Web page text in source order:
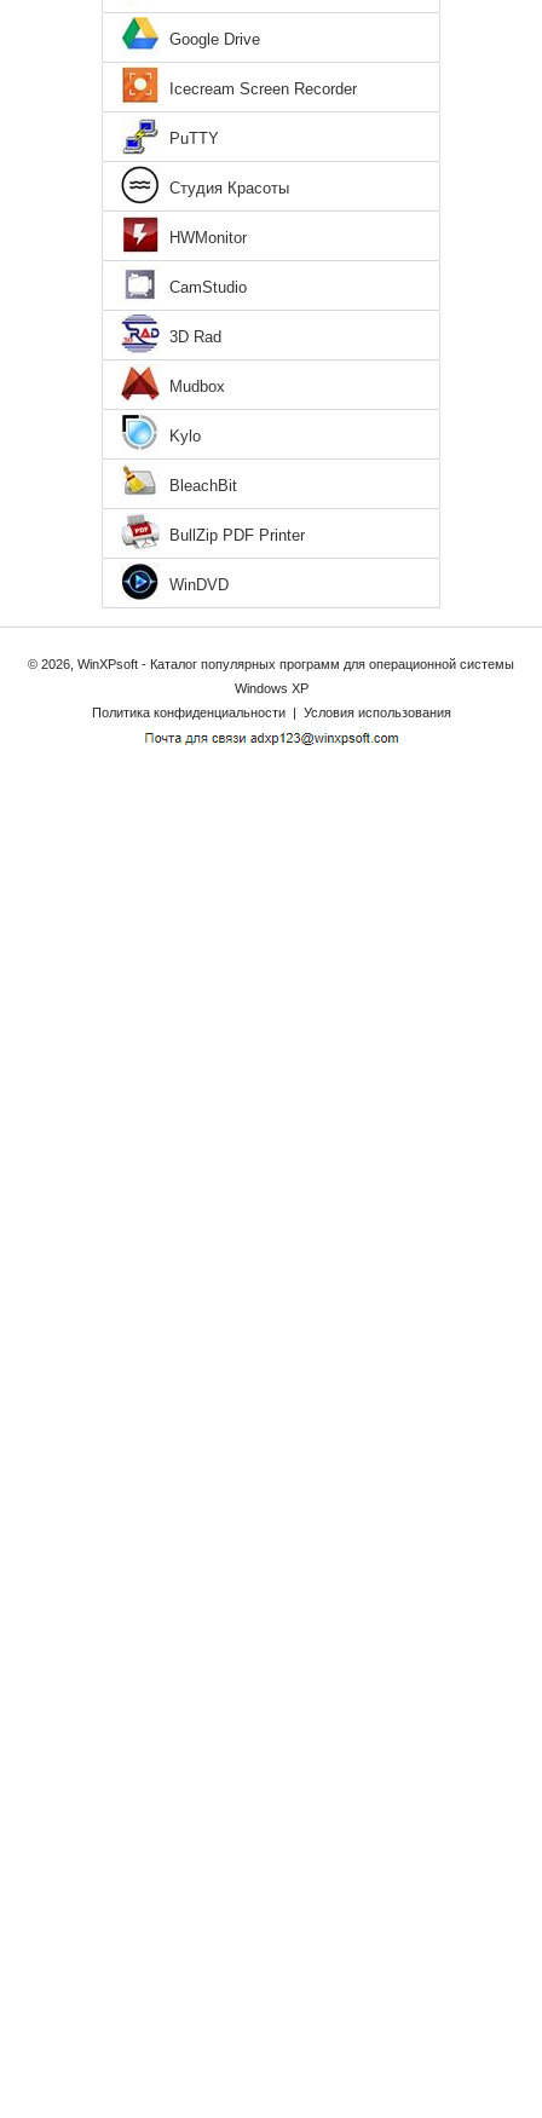
Google Drive
Icecream Screen Recorder
PuTTY
Студия Красоты
HWMonitor
CamStudio
3D Rad
Mudbox
Kylo
BleachBit
BullZip PDF Printer
WinDVD
© 2026, WinXPsoft - Каталог популярных программ для операционной системы
Windows XP
Политика конфиденциальности
| Условия использования